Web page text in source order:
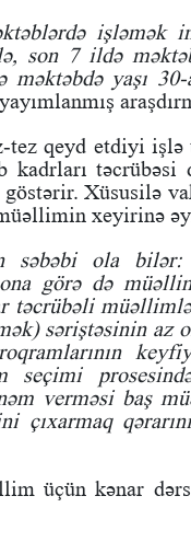
işləmək
son 7 ildə
məktəbdə yaşı
tez qeyd etdiyi
kadrları
Xüsusilə
xeyirinə
səbəbi ola
görə də
təcrübəli
səriştəsinin az
seçimi
verməsi baş
çıxarmaq
üçün kənar